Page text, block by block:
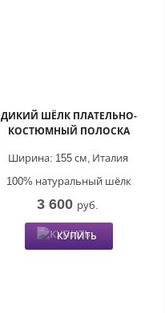
ДИКИЙ ШЁЛК ПЛАТЕЛЬНО-
КОСТЮМНЫЙ ПОЛОСКА
Италия
Ширина: 155 см,
100% натуральный шёлк
3 600 руб.
КУПИТЬ